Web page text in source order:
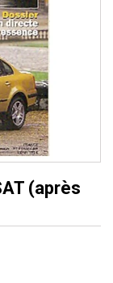
(après